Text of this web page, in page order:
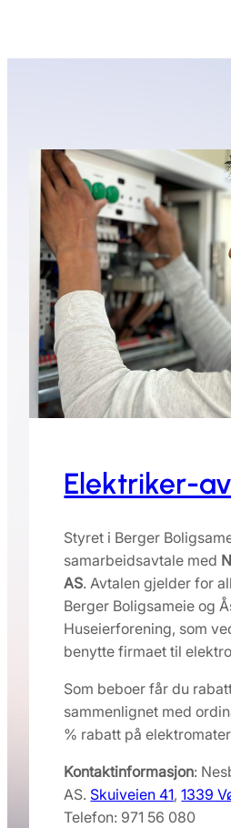
Elektriker-
Styret i Berger
samarbeidsavtale med
AS. Avtalen gjelder for
Berger Boligsameie og
Huseierforening, som
benytte firmaet til
Som beboer får du
sammenlignet med
% rabatt på
Kontaktinformasjon:
AS. Skuiveien 41,1339
Telefon: 971 56 080